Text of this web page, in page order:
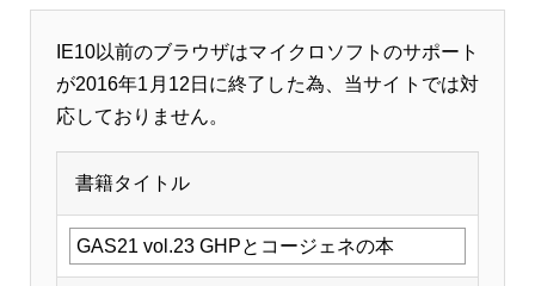
IE10以前のブラウザはマイクロソフトのサポート
が2016年1月12日に終了した為、当サイトでは対
応しておりません。
書籍タイトル